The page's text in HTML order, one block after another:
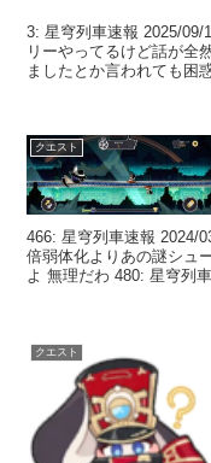
3: 星穹列車速報 2025/09/
リーやってるけど話が全
ましたとか言われても困
クエスト
466: 星穹列車速報 2024/
倍弱体化よりあの謎シュ
よ 無理だわ 480: 星穹列
クエスト